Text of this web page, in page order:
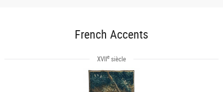
French Accents
XVIIesiècle